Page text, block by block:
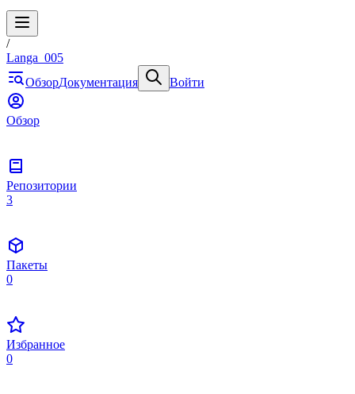
/
Langa_005
ОбзорДокументация Войти
Обзор
Репозитории
3
Пакеты
0
Избранное
0